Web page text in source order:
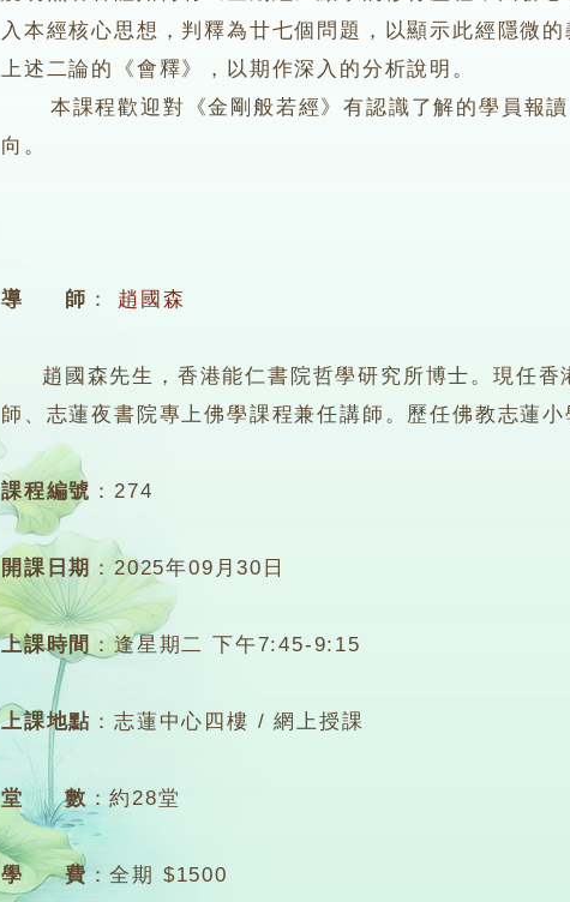
入本經核心思想，判釋為廿七個問題，以顯示此經隱微
上述二論的《會釋》，以期作深入的分析說明。
本課程歡迎對《金剛般若經》有認識了解的學員報讀
向。
導 師 ： 趙國森
趙國森先生，香港能仁書院哲學研究所博士。現任香
師、志蓮夜書院專上佛學課程兼任講師。歷任佛教志蓮
課程編號 ：274
開課日期 ：2025年09月30日
上課時間 ：逢星期二 下午7:45-9:15
上課地點 ：志蓮中心四樓 / 網上授課
堂 數 ：約28堂
學 費：全期 $1500